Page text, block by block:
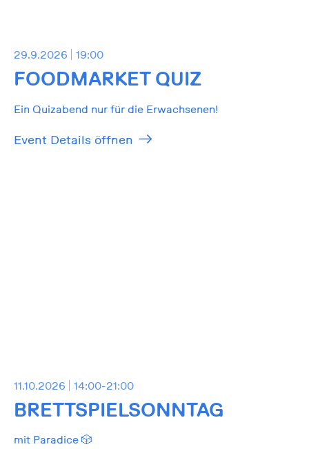
29.9.2026 19:00
FOODMARKET QUIZ
Ein Quizabend nur für die Erwachsenen!
Event Details öffnen
11.10.2026 14:00-21:00
BRETTSPIELSONNTAG
mit Paradice 🎲